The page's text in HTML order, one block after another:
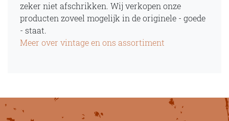
zeker niet afschrikken. Wij verkopen onze
producten zoveel mogelijk in de originele - goede
- staat.
Meer over vintage en ons assortiment